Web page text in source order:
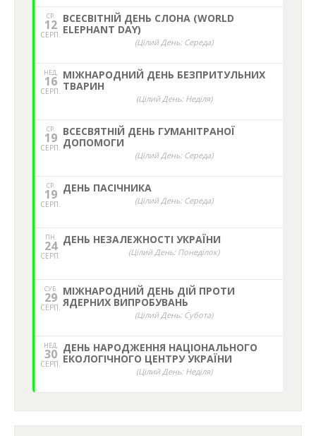
СР.
12
СЕРП.
ВСЕСВІТНІЙ ДЕНЬ СЛОНА (WORLD
ELEPHANT DAY)
(Цілий День: Середа)
НЕД,
16
СЕРП.
МІЖНАРОДНИЙ ДЕНЬ БЕЗПРИТУЛЬНИХ
ТВАРИН
(Цілий День: Неділя)
СР.
19
СЕРП.
ВСЕСВЯТНІЙ ДЕНЬ ГУМАНІТРАНОЇ
ДОПОМОГИ
(Цілий День: Середа)
СР.
19
СЕРП.
ДЕНЬ ПАСІЧНИКА
(Цілий День: Середа)
ПН.
24
СЕРП.
ДЕНЬ НЕЗАЛЕЖНОСТІ УКРАЇНИ
(Цілий День: Понеділок)
СУБ.
29
СЕРП.
МІЖНАРОДНИЙ ДЕНЬ ДІЙ ПРОТИ
ЯДЕРНИХ ВИПРОБУВАНЬ
(Цілий День: Субота)
НЕД,
30
СЕРП.
ДЕНЬ НАРОДЖЕННЯ НАЦІОНАЛЬНОГО
ЕКОЛОГІЧНОГО ЦЕНТРУ УКРАЇНИ
(Цілий День: Неділя)